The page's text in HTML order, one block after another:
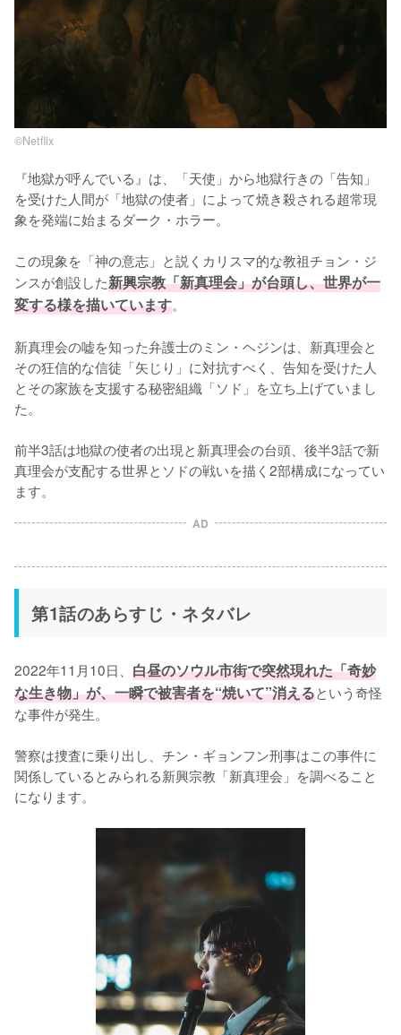
©︎Netflix
『地獄が呼んでいる』は、「天使」から地獄行きの「告知」
を受けた人間が「地獄の使者」によって焼き殺される超常現
象を発端に始まるダーク・ホラー。
この現象を「神の意志」と説くカリスマ的な教祖チョン・ジ
ンスが創設した新興宗教「新真理会」が台頭し、世界が一
変する様を描いています。
新真理会の嘘を知った弁護士のミン・ヘジンは、新真理会と
その狂信的な信徒「矢じり」に対抗すべく、告知を受けた人
とその家族を支援する秘密組織「ソド」を立ち上げていまし
た。
前半3話は地獄の使者の出現と新真理会の台頭、後半3話で新
真理会が支配する世界とソドの戦いを描く2部構成になってい
ます。
AD
第1話のあらすじ・ネタバレ
2022年11月10日、 白昼のソウル市街で突然現れた「奇妙
な生き物」が、一瞬で被害者を“焼いて”消えるという奇怪
な事件が発生。
警察は捜査に乗り出し、チン・ギョンフン刑事はこの事件に
関係しているとみられる新興宗教「新真理会」を調べること
になります。